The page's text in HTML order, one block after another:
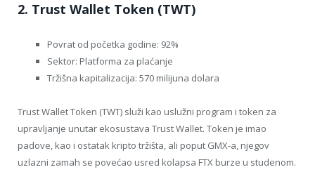
2. Trust Wallet Token (TWT)
Povrat od početka godine: 92%
Sektor: Platforma za plaćanje
Tržišna kapitalizacija: 570 milijuna dolara
Trust Wallet Token (TWT) služi kao uslužni program i token za
upravljanje unutar ekosustava Trust Wallet. Token je imao
padove, kao i ostatak kripto tržišta, ali poput GMX-a, njegov
uzlazni zamah se povećao usred kolapsa FTX burze u studenom.